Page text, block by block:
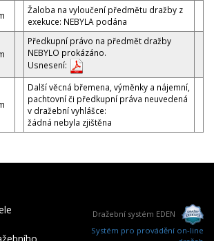
Žaloba na vyloučení předmětu dražby z
exekuce: NEBYLA podána
Předkupní právo na předmět dražby
NEBYLO prokázáno.
Usnesení:
Další věcná břemena, výměnky a nájemní,
pachtovní či předkupní práva neuvedená
v dražební vyhlášce:
žádná nebyla zjištěna
Dražební systém EDEN
Systém pro provádění on-line